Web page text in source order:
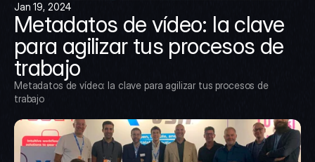
Jan 19, 2024
Metadatos de vídeo: la clave
para agilizar tus procesos de
trabajo
Metadatos de vídeo: la clave para agilizar tus procesos de
trabajo